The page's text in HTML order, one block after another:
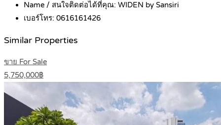
Name / สนใจติดต่อได้ที่คุณ: WIDEN by Sansiri
เบอร์โทร: 0616161426
Similar Properties
ขาย For Sale
5,750,000฿